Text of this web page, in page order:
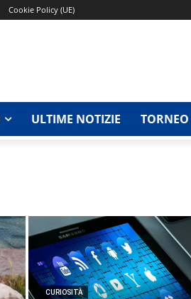
Cookie Policy (UE)
ULTIME NOTIZIE
CURIOSITÀ